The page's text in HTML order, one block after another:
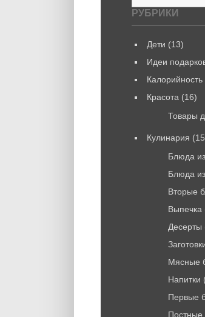
РУБРИКИ
Дети (13)
Идеи
Калорийность
Красота (16)
Товары
Кулинария
Блюда
Блюда
Вторые
Выпечка
Десерты
Мясные
Напитки
Первые
Постные